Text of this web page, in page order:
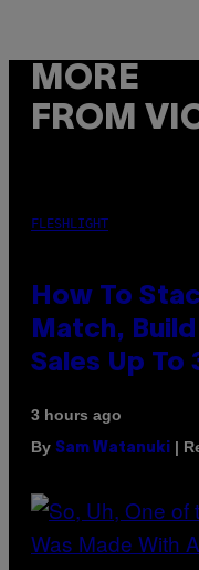
MORE
FROM
FLESHLIGHT
How To
Match,
Sales Up To
3 hours ago
By Sam Watanuki |